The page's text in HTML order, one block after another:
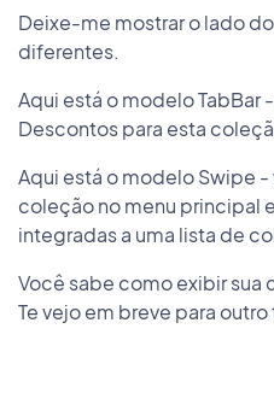
Deixe-me mostrar o lado
diferentes.
Aqui está o modelo TabBar
Descontos para esta
Aqui está o modelo Swipe
coleção no menu principal
integradas a uma lista de
Você sabe como exibir sua
Te vejo em breve para